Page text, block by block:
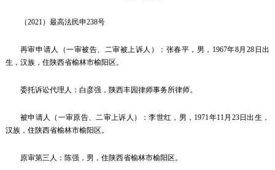
（2021）最高法民申238号
再审申请人（一审被告、二审被上诉人）：张春平，男，1967年8月28日出
生，汉族，住陕西省榆林市榆阳区。
委托诉讼代理人：白彦强，陕西丰园律师事务所律师。
被申请人（一审原告、二审上诉人）：李世红，男，1971年11月23日出生，
汉族，住陕西省榆林市榆阳区。
原审第三人：陈强，男，住陕西省榆林市榆阳区。